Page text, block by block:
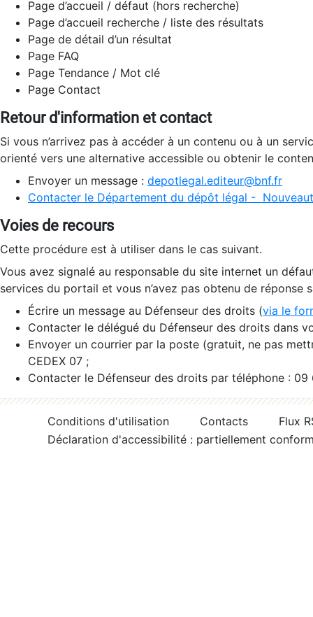
Page d’accueil / défaut (hors recherche)
Page d’accueil recherche / liste des résultats
Page de détail d’un résultat
Page FAQ
Page Tendance / Mot clé
Page Contact
Retour d'information et contact
Si vous n’arrivez pas à accéder à un contenu ou à un
orienté vers une alternative accessible ou obtenir le
Envoyer un message : depotlegal.editeur@bnf.fr
Contacter le Département du dépôt légal -
Voies de recours
Cette procédure est à utiliser dans le cas suivant.
Vous avez signalé au responsable du site internet un
services du portail et vous n’avez pas obtenu de réponse
Écrire un message au Défenseur des droits (via le
Contacter le délégué du Défenseur des droits dans
Envoyer un courrier par la poste (gratuit, ne pas
CEDEX 07 ;
Contacter le Défenseur des droits par téléphone :
Conditions d'utilisation Contacts
Flux
Déclaration d'accessibilité : partiellement